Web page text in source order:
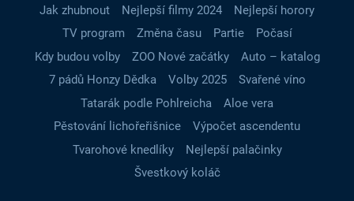
Jak zhubnout Nejlepší filmy 2024
Nejlepší horory
TV program
Změna času Partie
Počasí
Kdy budou volby
ZOO Nové začátky
Auto – katalog
7 pádů Honzy Dědka
Volby 2025
Svařené víno
Tatarák podle Pohlreicha
Aloe vera
Pěstování lichořeřišnice
Výpočet ascendentu
Tvarohové knedlíky
Nejlepší palačinky
Švestkový koláč